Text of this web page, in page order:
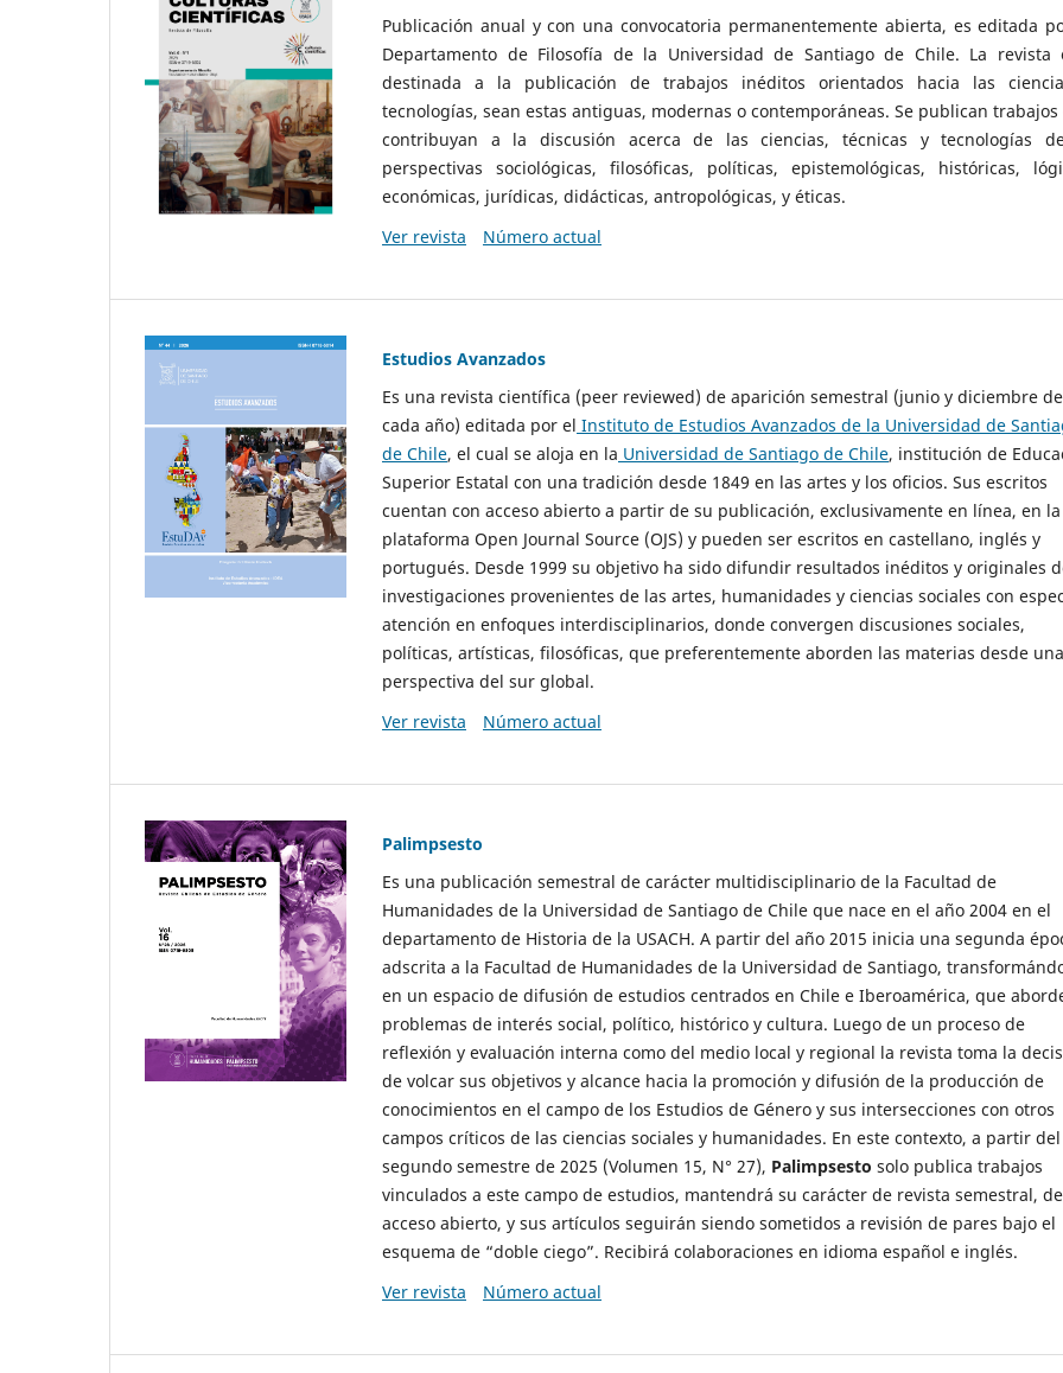
Publicación anual y con una convocatoria permanentemente abierta, es editada
Departamento de Filosofía de la Universidad de Santiago de Chile. La revista
destinada a la publicación de trabajos inéditos orientados hacia las
tecnologías, sean estas antiguas, modernas o contemporáneas. Se publican
contribuyan a la discusión acerca de las ciencias, técnicas y tecnologías
perspectivas sociológicas, filosóficas, políticas, epistemológicas, históricas,
económicas, jurídicas, didácticas, antropológicas, y éticas.
Ver revista
Número actual
Estudios Avanzados
Es una revista científica (peer reviewed) de aparición semestral (junio y diciembre de
cada año) editada por el Instituto de Estudios Avanzados de la Universidad de
de Chile, el cual se aloja en la Universidad de Santiago de Chile, institución de
Superior Estatal con una tradición desde 1849 en las artes y los oficios. Sus escritos
cuentan con acceso abierto a partir de su publicación, exclusivamente en línea, en la
plataforma Open Journal Source (OJS) y pueden ser escritos en castellano, inglés y
portugués. Desde 1999 su objetivo ha sido difundir resultados inéditos y originales
investigaciones provenientes de las artes, humanidades y ciencias sociales con
atención en enfoques interdisciplinarios, donde convergen discusiones sociales,
políticas, artísticas, filosóficas, que preferentemente aborden las materias desde una
perspectiva del sur global.
Ver revista
Número actual
Palimpsesto
Es una publicación semestral de carácter multidisciplinario de la Facultad de
Humanidades de la Universidad de Santiago de Chile que nace en el año 2004 en el
departamento de Historia de la USACH. A partir del año 2015 inicia una segunda
adscrita a la Facultad de Humanidades de la Universidad de Santiago,
en un espacio de difusión de estudios centrados en Chile e Iberoamérica, que
problemas de interés social, político, histórico y cultura. Luego de un proceso de
reflexión y evaluación interna como del medio local y regional la revista toma la
de volcar sus objetivos y alcance hacia la promoción y difusión de la producción de
conocimientos en el campo de los Estudios de Género y sus intersecciones con otros
campos críticos de las ciencias sociales y humanidades. En este contexto, a partir del
segundo semestre de 2025 (Volumen 15, N° 27), Palimpsesto solo publica trabajos
vinculados a este campo de estudios, mantendrá su carácter de revista semestral, de
acceso abierto, y sus artículos seguirán siendo sometidos a revisión de pares bajo el
esquema de “doble ciego”. Recibirá colaboraciones en idioma español e inglés.
Ver revista
Número actual